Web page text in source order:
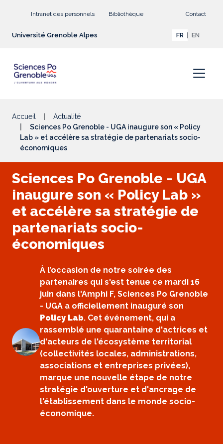
Intranet des personnels Bibliothèque Contact
Université Grenoble Alpes FR EN
Accueil
Actualité
Sciences Po Grenoble - UGA inaugure son « Policy
Lab » et accélère sa stratégie de partenariats socio-
économiques
Sciences Po Grenoble - UGA
inaugure son « Policy Lab »
et accélère sa stratégie de
partenariats socio-
économiques
À l’occasion de notre soirée des
partenaires qui s'est tenue ce mardi 16
juin dans l'Amphi F, Sciences Po Grenoble
- UGA a officiellement inauguré son
Policy Lab. Cet événement, qui a
rassemblé une quarantaine d'actrices et
d'acteurs de l'écosystème territorial
(collectivités locales, administrations,
associations et entreprises privées),
marque une nouvelle étape de notre
stratégie d'ouverture et d'ancrage de
l'établissement dans le monde socio-
économique.